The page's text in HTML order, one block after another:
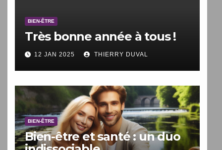
BIEN-ÊTRE
Très bonne année à tous !
12 JAN 2025 THIERRY DUVAL
BIEN-ÊTRE
Bien-être et santé : un duo